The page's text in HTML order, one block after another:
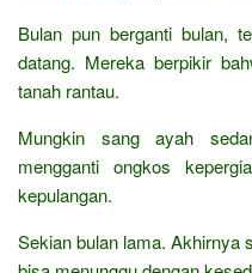
Bulan pun berganti bulan,
datang. Mereka berpikir
tanah rantau.
Mungkin sang ayah
mengganti ongkos
kepulangan.
Sekian bulan lama. Akhirnya